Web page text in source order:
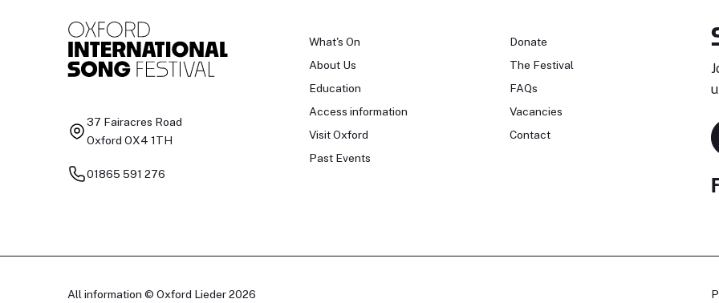
37 Fairacres Road
Oxford OX4 1TH
01865 591 276
What's On
About Us
Education
Access information
Visit Oxford
Past Events
Donate
The Festival
FAQs
Vacancies
Contact
All information © Oxford Lieder 2026